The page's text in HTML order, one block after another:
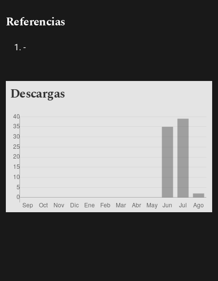
Referencias
-
Descargas